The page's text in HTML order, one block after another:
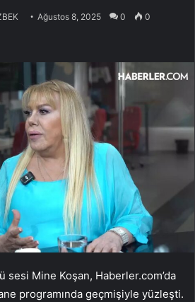
Ağustos 8, 2025 0 0
sesi Mine Koşan, Haberler.com’da
programında geçmişiyle yüzleşti.